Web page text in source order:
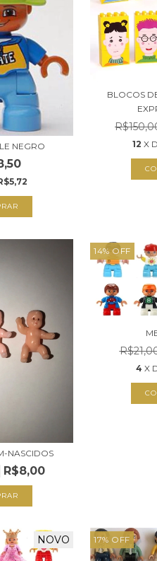
NEGRO
BLOCOS
12 X
NASCIDOS
R$8,00
14% OFF
4 X
NOVO 17% OFF